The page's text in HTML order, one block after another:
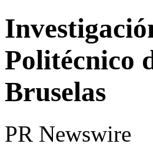
Politécnico
Bruselas
PR Newswire